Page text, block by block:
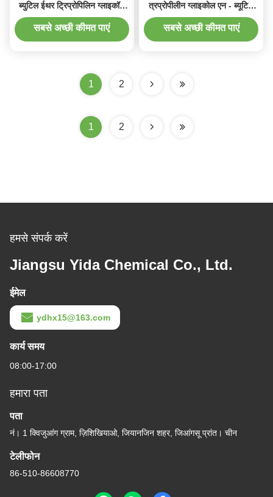
ब्युटिल ईथर ट्रिप्रोपिलिन ग्लाइकॉल
मोनोब्युटिल ईथर काज नहीं 55 9 34-
93-5
सबसे अच्छी कीमत पाएं
त्रप्रोपीलीन ग्लाइकोल एन - ब्यूटिल
ईथर त्रप्रोपीलीन ग्लाइकोल मोनोबुटिल
ईथर
सबसे अच्छी कीमत पाएं
1 2
1 2
हमसे संपर्क करें
Jiangsu Yida Chemical Co., Ltd.
ईमेल
ydhx15@163.com
कार्य समय
08:00-17:00
हमारा पता
पता
नं। 1 क्विजुआंग ग्राम, ज़िशिखियाओ, जियानजिन शहर, जिआंगसू प्रांत। चीन
टेलीफोन
86-510-86608770